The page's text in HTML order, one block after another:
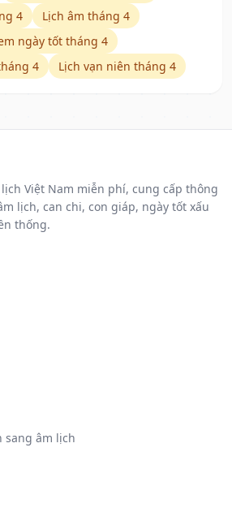
4
Lịch âm tháng 4
ngày tốt tháng 4
4
Lịch vạn niên tháng 4
Việt Nam miễn phí, cung cấp thông
lịch, can chi, con giáp, ngày tốt xấu
thống.
sang âm lịch